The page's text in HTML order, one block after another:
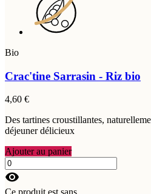
Bio
Crac'tine Sarrasin - Riz bio
4,60 €
Des tartines croustillantes,
déjeuner délicieux
Ajouter au panier
visibility